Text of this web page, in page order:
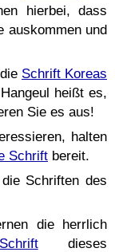
hierbei, dass
auskommen und
Schrift Koreas
heißt es,
Sie es aus!
halten
Schrift bereit.
Schriften des
die herrlich
dieses